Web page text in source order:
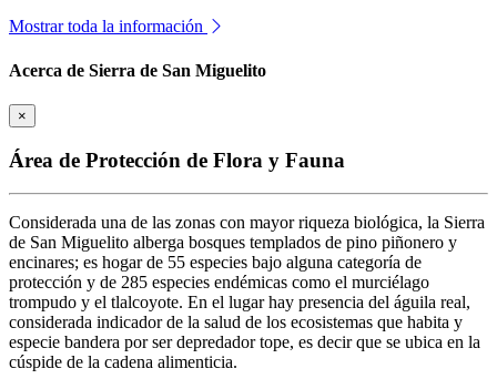
Mostrar toda la información
Acerca de Sierra de San Miguelito
×
Área de Protección de Flora y Fauna
Considerada una de las zonas con mayor riqueza biológica, la Sierra
de San Miguelito alberga bosques templados de pino piñonero y
encinares; es hogar de 55 especies bajo alguna categoría de
protección y de 285 especies endémicas como el murciélago
trompudo y el tlalcoyote. En el lugar hay presencia del águila real,
considerada indicador de la salud de los ecosistemas que habita y
especie bandera por ser depredador tope, es decir que se ubica en la
cúspide de la cadena alimenticia.